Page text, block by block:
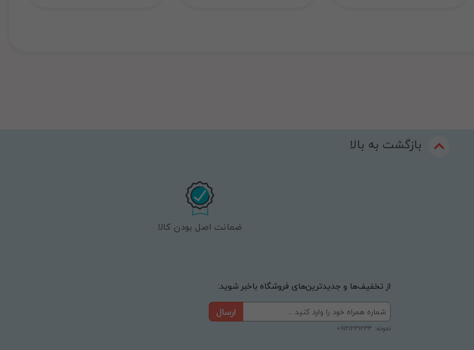
بازگشت به بالا
ضمانت اصل بودن کالا
از تخفیف‌ها و جدیدترین‌های فروشگاه باخبر شوید:
ارسال
نمونه: 09121231234